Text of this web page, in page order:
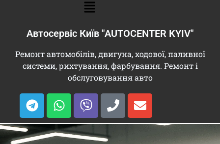
Автосервіс Київ "AUTOCENTER KYIV"
Ремонт автомобілів, двигуна, ходової, паливної
системи, рихтування, фарбування. Ремонт і
обслуговування авто